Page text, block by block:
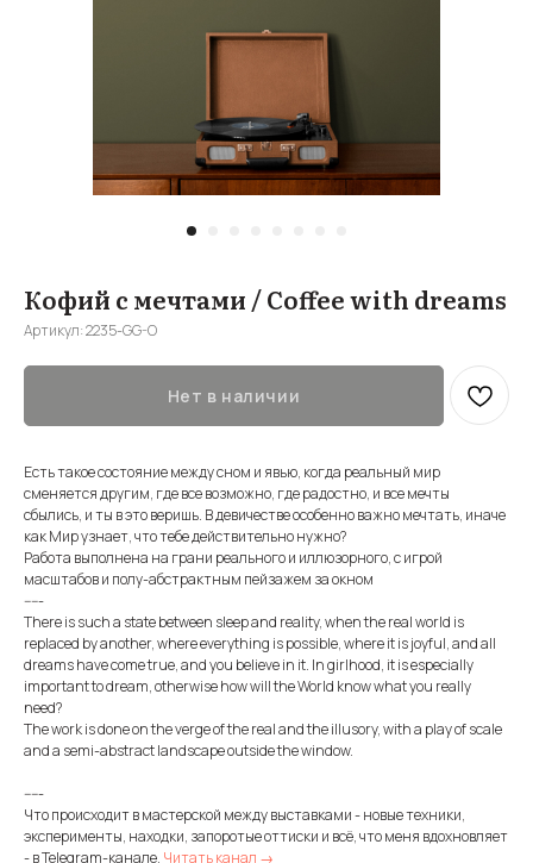
Кофий с мечтами / Coffee with dreams
Артикул:2235-GG-O
Нет в наличии
Есть такое состояние между сном и явью, когда реальный мир
сменяется другим, где все возможно, где радостно, и все мечты
сбылись, и ты в это веришь. В девичестве особенно важно мечтать, иначе
как Мир узнает, что тебе действительно нужно?
Работа выполнена на грани реального и иллюзорного, с игрой
масштабов и полу-абстрактным пейзажем за окном
-----
There is such a state between sleep and reality, when the real world is
replaced by another, where everything is possible, where it is joyful, and all
dreams have come true, and you believe in it. In girlhood, it is especially
important to dream, otherwise how will the World know what you really
need?
The work is done on the verge of the real and the illusory, with a play of scale
and a semi-abstract landscape outside the window.
-----
Что происходит в мастерской между выставками - новые техники,
эксперименты, находки, запоротые оттиски и всё, что меня вдохновляет
- в Telegram-канале. Читать канал →